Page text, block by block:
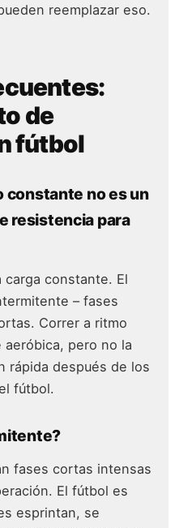
reemplazar eso.
de
fútbol
constante no es un
resistencia para
carga constante. El
– fases
Correr a ritmo
pero no la
rápida después de los
fútbol.
fases cortas intensas
El fútbol es
esprintan, se